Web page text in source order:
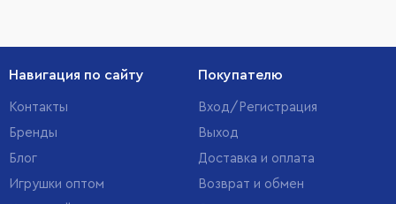
Навигация по сайту
Контакты
Бренды
Блог
Игрушки оптом
Покупателю
Вход/Регистрация
Выход
Доставка и оплата
Возврат и обмен